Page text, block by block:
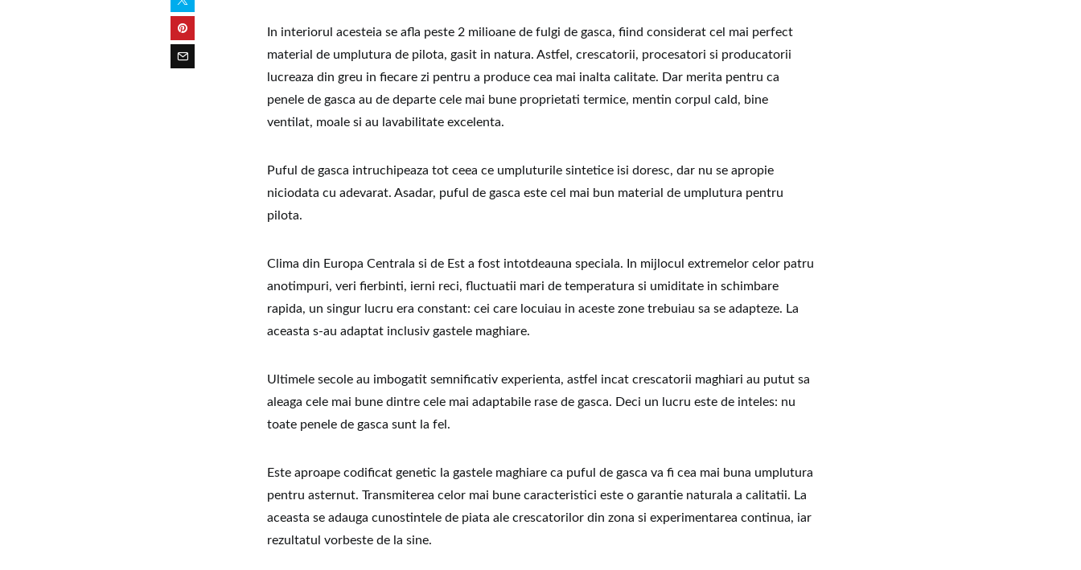
In interiorul acesteia se afla peste 2 milioane de fulgi de gasca, fiind considerat cel mai perfect
material de umplutura de pilota, gasit in natura. Astfel, crescatorii, procesatori si producatorii
lucreaza din greu in fiecare zi pentru a produce cea mai inalta calitate. Dar merita pentru ca
penele de gasca au de departe cele mai bune proprietati termice, mentin corpul cald, bine
ventilat, moale si au lavabilitate excelenta.
Puful de gasca intruchipeaza tot ceea ce umpluturile sintetice isi doresc, dar nu se apropie
niciodata cu adevarat. Asadar, puful de gasca este cel mai bun material de umplutura pentru
pilota.
Clima din Europa Centrala si de Est a fost intotdeauna speciala. In mijlocul extremelor celor patru
anotimpuri, veri fierbinti, ierni reci, fluctuatii mari de temperatura si umiditate in schimbare
rapida, un singur lucru era constant: cei care locuiau in aceste zone trebuiau sa se adapteze. La
aceasta s-au adaptat inclusiv gastele maghiare.
Ultimele secole au imbogatit semnificativ experienta, astfel incat crescatorii maghiari au putut sa
aleaga cele mai bune dintre cele mai adaptabile rase de gasca. Deci un lucru este de inteles: nu
toate penele de gasca sunt la fel.
Este aproape codificat genetic la gastele maghiare ca puful de gasca va fi cea mai buna umplutura
pentru asternut. Transmiterea celor mai bune caracteristici este o garantie naturala a calitatii. La
aceasta se adauga cunostintele de piata ale crescatorilor din zona si experimentarea continua, iar
rezultatul vorbeste de la sine.